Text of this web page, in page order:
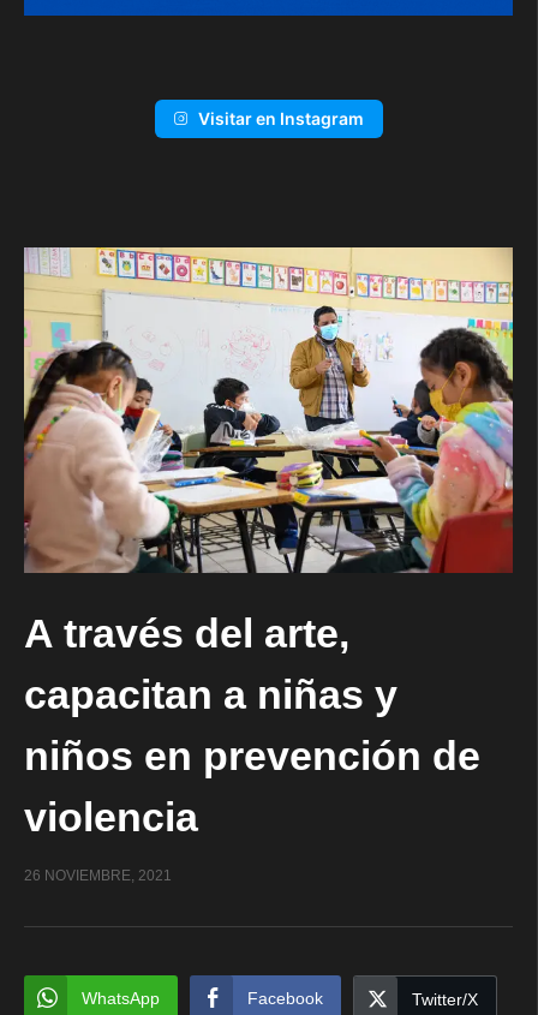
Visitar en Instagram
A través del arte,
capacitan a niñas y
niños en prevención de
violencia
26 NOVIEMBRE, 2021
WhatsApp Facebook Twitter/X